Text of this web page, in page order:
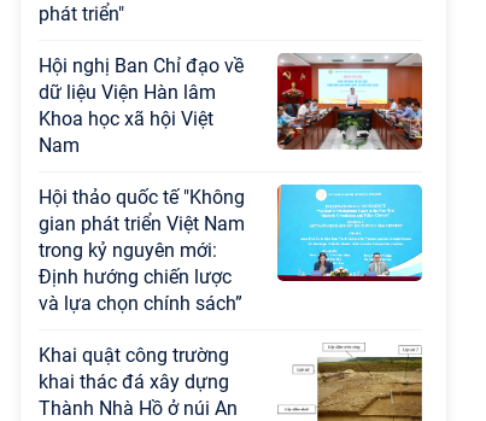
phát triển"
Hội nghị Ban Chỉ đạo về
dữ liệu Viện Hàn lâm
Khoa học xã hội Việt
Nam
Hội thảo quốc tế "Không
gian phát triển Việt Nam
trong kỷ nguyên mới:
Định hướng chiến lược
và lựa chọn chính sách”
Khai quật công trường
khai thác đá xây dựng
Thành Nhà Hồ ở núi An